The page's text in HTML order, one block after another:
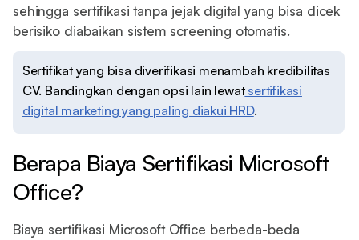
sehingga sertifikasi tanpa jejak digital yang bisa dicek
berisiko diabaikan sistem screening otomatis.
Sertifikat yang bisa diverifikasi menambah kredibilitas
CV. Bandingkan dengan opsi lain lewatsertifikasi
digital marketing yang paling diakui HRD.
Berapa Biaya Sertifikasi Microsoft
Office?
Biaya sertifikasi Microsoft Office berbeda-beda